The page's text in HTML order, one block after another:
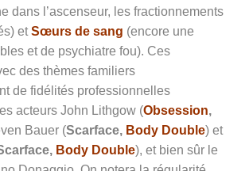
dans l’ascenseur, les fractionnements
etSœurs de sang (encore une
et de psychiatre fou). Ces
des thèmes familiers
de fidélités professionnelles
acteurs John Lithgow (Obsession,
Bauer (Scarface, Body Double) et
Body Double), et bien sûr le